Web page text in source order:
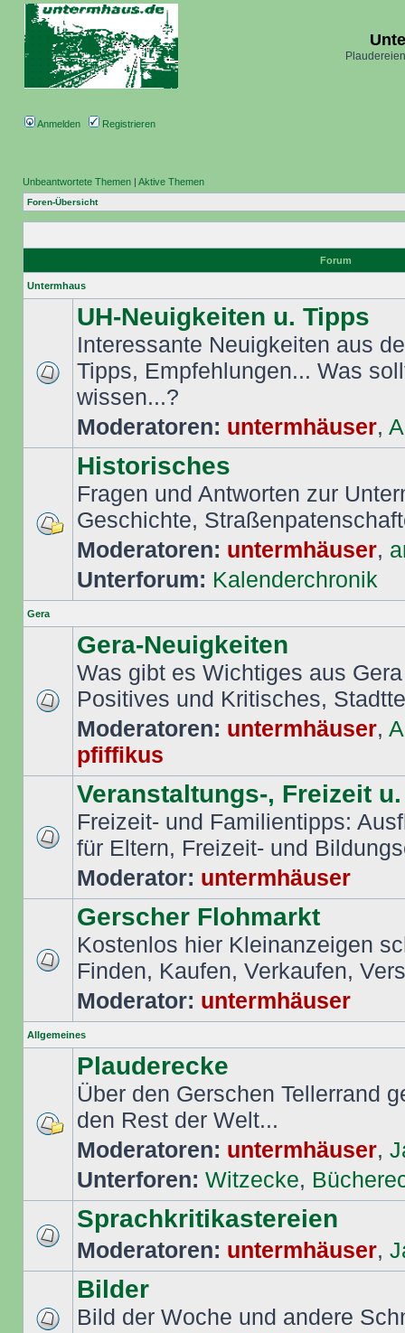
Anmelden Registrieren
Unbeantwortete Themen | Aktive Themen
Foren-Übersicht
Forum
Untermhaus
UH-Neuigkeiten u. Tipps
Interessante Neuigkeiten aus
Tipps, Empfehlungen... Was
wissen...?
Moderatoren: untermhäuser,
Historisches
Fragen und Antworten zur
Geschichte,
Moderatoren: untermhäuser,
Unterforum: Kalenderchronik
Gera
Gera-Neuigkeiten
Was gibt es Wichtiges aus
Positives und Kritisches,
Moderatoren: untermhäuser,
pfiffikus
Veranstaltungs-, Freizeit
Freizeit- und Familientipps:
für Eltern, Freizeit- und
Moderator: untermhäuser
Gerscher Flohmarkt
Kostenlos hier Kleinanzeigen
Finden, Kaufen, Verkaufen,
Moderator: untermhäuser
Allgemeines
Plauderecke
Über den Gerschen Tellerrand
den Rest der Welt...
Moderatoren: untermhäuser,
Unterforen: Witzecke,
Sprachkritikastereien
Moderatoren: untermhäuser,
Bilder
Bild der Woche und andere